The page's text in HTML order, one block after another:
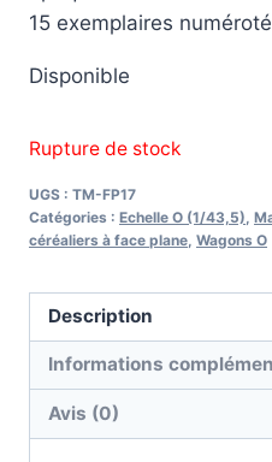
15 exemplaires
Disponible
Rupture de stock
UGS : TM-FP17
Catégories : Echelle O (1/43,5)
céréaliers à face plane Wagons O
Description
Informations
Avis (0)